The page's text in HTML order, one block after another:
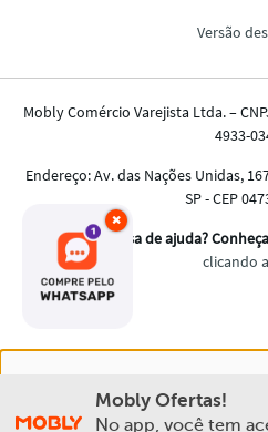
experiência na Mobly. Quando
×
Mobly Ofertas!
No app, você tem